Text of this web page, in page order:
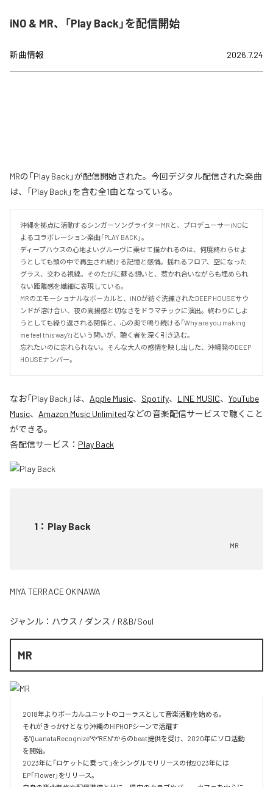
iNO & MR、「Play Back」を配信開始
新曲情報 2026.7.24
MRの「Play Back」が配信開始された。今回デジタル配信された楽曲
は、「Play Back」を含む全1曲となっている。
沖縄を拠点に活動するシンガーソングライターMRと、プロデューサーiNOに
よるコラボレーション楽曲「PLAY BACK」。
ディープハウスの心地よいグルーヴに乗せて描かれるのは、何度終わらせよ
うとしても頭の中で再生され続ける記憶と感情。揺れるフロア、空になった
グラス、交わる視線。そのたびに蘇る想いと、惹かれ合いながらも埋められ
ない距離感を繊細に表現している。
MRのエモーショナルなボーカルと、iNOが紡ぐ洗練されたDEEP HOUSEサウ
ンドが溶け合い、夜の高揚感と切なさをドラマチックに演出。終わりにしよ
うとしても繰り返される関係と、心の奥で鳴り続ける「Why are you making
me feel this way?」という問いが、聴く者を深く引き込む。
忘れたいのに忘れられない。そんな大人の感情を映し出した、沖縄発のDEEP
HOUSEナンバー。
なお「Play Back 」は、 Apple Music、 Spotify、 LINE MUSIC、 YouTube
Music、 Amazon Music Unlimitedなどの音楽配信サービスで聴くこと
ができる。
各配信サービス： Play Back
1 ： Play Back
MR
MIYA TERRACE OKINAWA
ジャンル： ハウス / ダンス / R&B/Soul
MR
2018年よりボーカルユニットのコーラスとして音楽活動を始める。
それがきっかけとなり沖縄のHIPHOPシーンで活躍す
る"QuanataRecognize"や"REN"からのbeat提供を受け、2020年にソロ活動
を開始。
2023年に「ロケットに乗って」をシングルでリリースの他2023年には
EP「Flower」をリリース。